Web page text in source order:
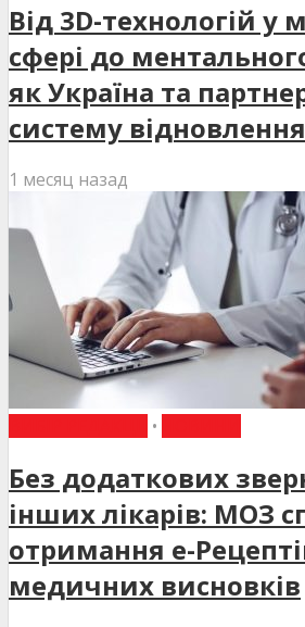
Від 3D-технологій у
сфері до
як Україна та
систему
1 месяц назад
•
Без додаткових
інших лікарів: МОЗ
отримання е-
медичних висновків